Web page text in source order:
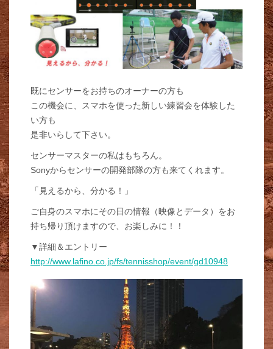
既にセンサーをお持ちのオーナーの方も
この機会に、スマホを使った新しい練習会を体験した
い方も
是非いらして下さい。
センサーマスターの私はもちろん。
Sonyからセンサーの開発部隊の方も来てくれます。
「見えるから、分かる！」
ご自身のスマホにその日の情報（映像とデータ）をお
持ち帰り頂けますので、お楽しみに！！
▼詳細＆エントリー
http://www.lafino.co.jp/fs/tennisshop/event/gd10948